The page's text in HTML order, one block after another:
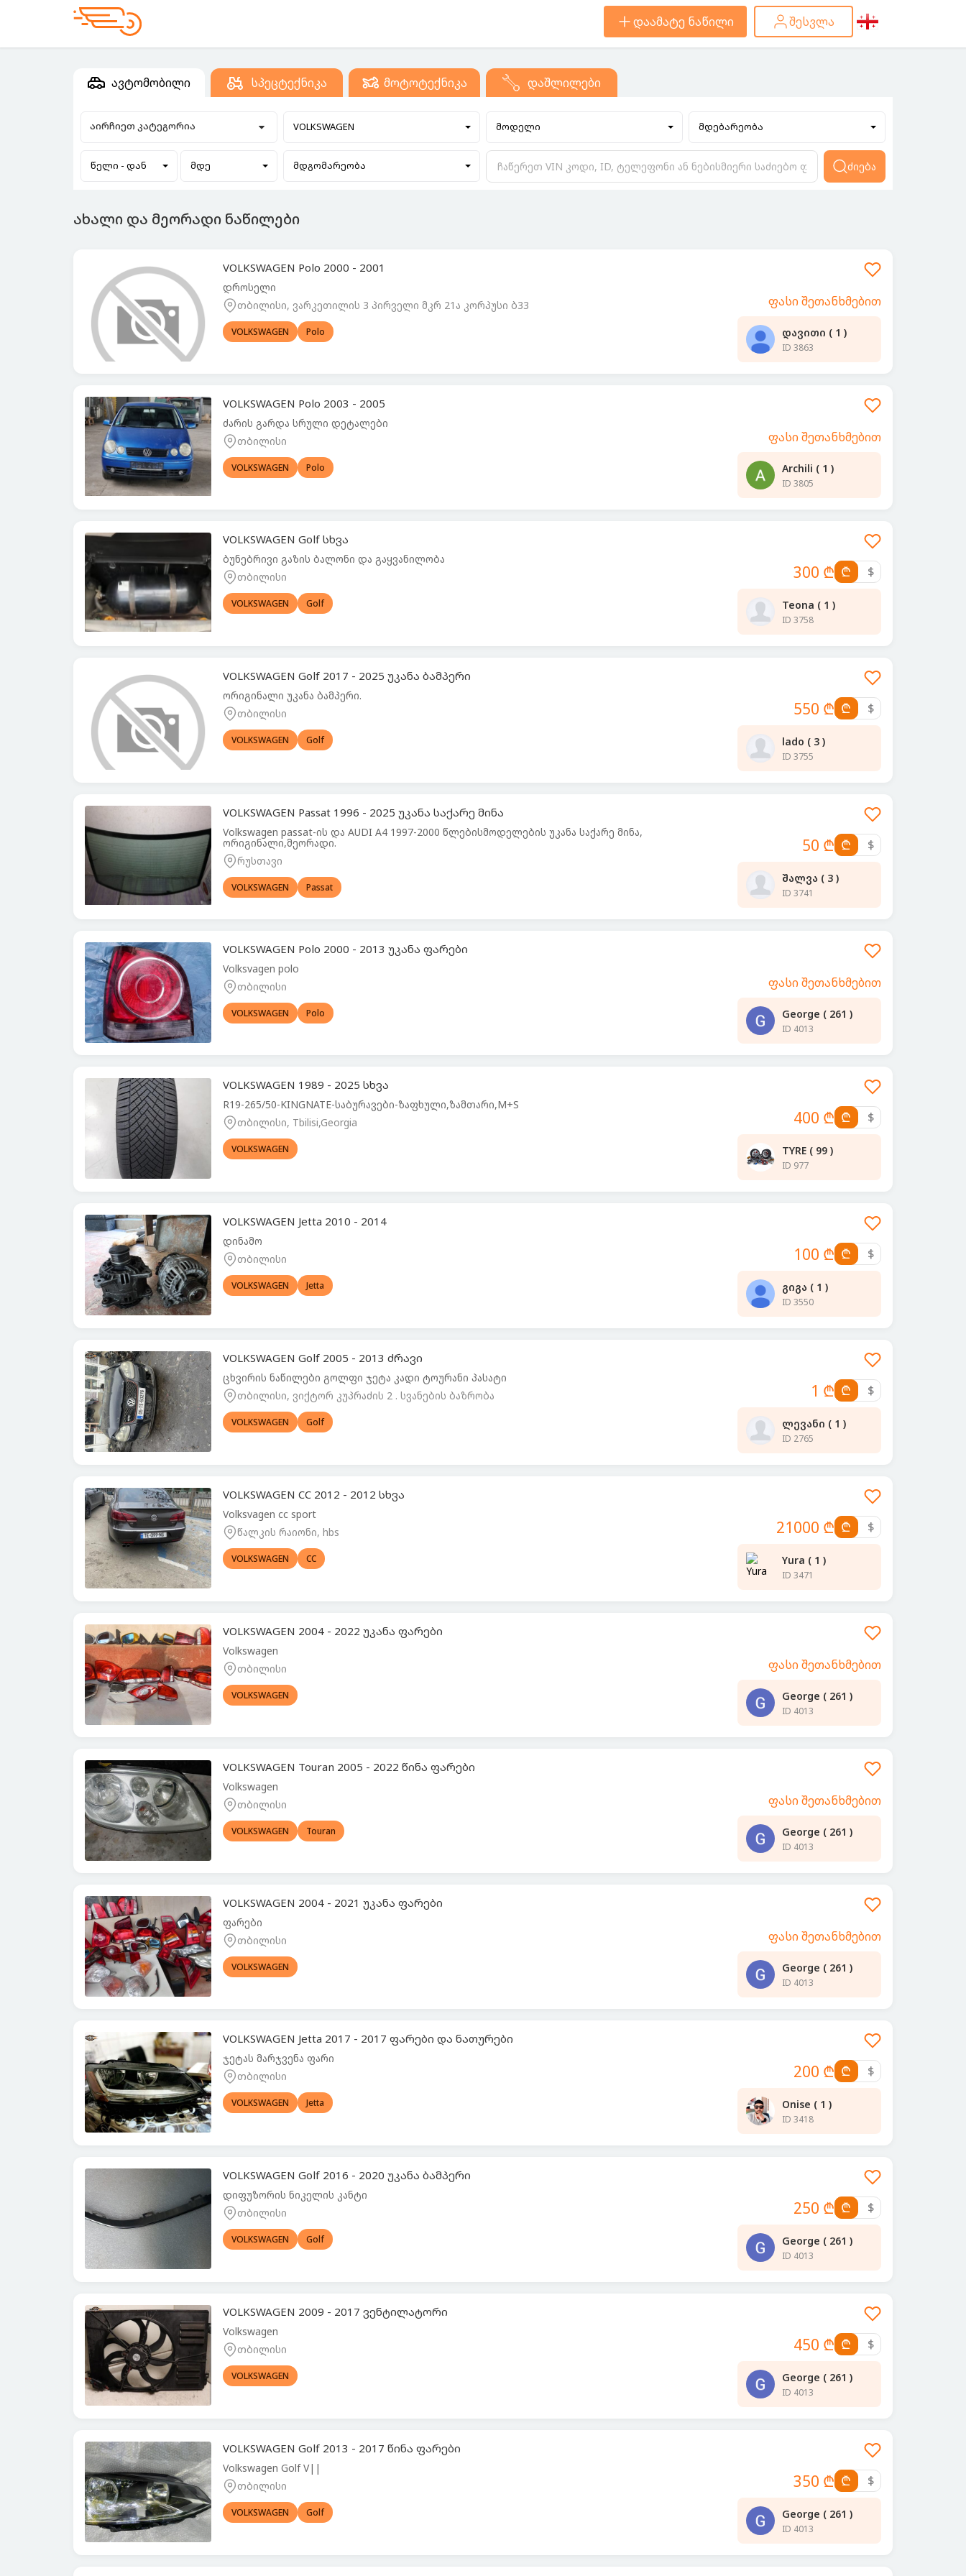
დაამატე ნაწილი შესვლა
ავტომობილი სპეცტექნიკა მოტოტექნიკა დაშლილები
აირჩიეთ კატეგორია VOLKSWAGEN მოდელი მდებარეობა
წელი - დან მდე მდგომარეობა ძიება
ახალი და მეორადი ნაწილები
VOLKSWAGEN Polo 2000 - 2001
დროსელი
თბილისი, ვარკეთილის 3 პირველი მკრ 21ა კორპუსი ბ33
VOLKSWAGEN Polo
ფასი შეთანხმებით
დავითი ( 1 )
ID 3863
VOLKSWAGEN Polo 2003 - 2005
ძარის გარდა სრული დეტალები
თბილისი
VOLKSWAGEN Polo
ფასი შეთანხმებით
Archili ( 1 )
ID 3805
VOLKSWAGEN Golf სხვა
ბუნებრივი გაზის ბალონი და გაყვანილობა
თბილისი
VOLKSWAGEN Golf
300 ₾ ₾ $
Teona ( 1 )
ID 3758
VOLKSWAGEN Golf 2017 - 2025 უკანა ბამპერი
ორიგინალი უკანა ბამპერი.
თბილისი
VOLKSWAGEN Golf
550 ₾ ₾ $
lado ( 3 )
ID 3755
VOLKSWAGEN Passat 1996 - 2025 უკანა საქარე მინა
Volkswagen passat-ის და AUDI A4 1997-2000 წლებისმოდელების უკანა საქარე მინა,
ორიგინალი,მეორადი.
რუსთავი
VOLKSWAGEN Passat
50 ₾ ₾ $
შალვა ( 3 )
ID 3741
VOLKSWAGEN Polo 2000 - 2013 უკანა ფარები
Volksvagen polo
თბილისი
VOLKSWAGEN Polo
ფასი შეთანხმებით
George ( 261 )
ID 4013
VOLKSWAGEN 1989 - 2025 სხვა
R19-265/50-KINGNATE-საბურავები-ზაფხული,ზამთარი,M+S
თბილისი, Tbilisi,Georgia
VOLKSWAGEN
400 ₾ ₾ $
TYRE ( 99 )
ID 977
VOLKSWAGEN Jetta 2010 - 2014
დინამო
თბილისი
VOLKSWAGEN Jetta
100 ₾ ₾ $
გიგა ( 1 )
ID 3550
VOLKSWAGEN Golf 2005 - 2013 ძრავი
ცხვირის ნაწილები გოლფი ჯეტა კადი ტოურანი პასატი
თბილისი, ვიქტორ კუპრაძის 2 . სვანების ბაზრობა
VOLKSWAGEN Golf
1 ₾ ₾ $
ლევანი ( 1 )
ID 2765
VOLKSWAGEN CC 2012 - 2012 სხვა
Volksvagen cc sport
წალკის რაიონი, hbs
VOLKSWAGEN CC
21000 ₾ ₾ $
Yura ( 1 )
ID 3471
VOLKSWAGEN 2004 - 2022 უკანა ფარები
Volkswagen
თბილისი
VOLKSWAGEN
ფასი შეთანხმებით
George ( 261 )
ID 4013
VOLKSWAGEN Touran 2005 - 2022 წინა ფარები
Volkswagen
თბილისი
VOLKSWAGEN Touran
ფასი შეთანხმებით
George ( 261 )
ID 4013
VOLKSWAGEN 2004 - 2021 უკანა ფარები
ფარები
თბილისი
VOLKSWAGEN
ფასი შეთანხმებით
George ( 261 )
ID 4013
VOLKSWAGEN Jetta 2017 - 2017 ფარები და ნათურები
ჯეტას მარჯვენა ფარი
თბილისი
VOLKSWAGEN Jetta
200 ₾ ₾ $
Onise ( 1 )
ID 3418
VOLKSWAGEN Golf 2016 - 2020 უკანა ბამპერი
დიფუზორის ნიკელის კანტი
თბილისი
VOLKSWAGEN Golf
250 ₾ ₾ $
George ( 261 )
ID 4013
VOLKSWAGEN 2009 - 2017 ვენტილატორი
Volkswagen
თბილისი
VOLKSWAGEN
450 ₾ ₾ $
George ( 261 )
ID 4013
VOLKSWAGEN Golf 2013 - 2017 წინა ფარები
Volkswagen Golf V||
თბილისი
VOLKSWAGEN Golf
350 ₾ ₾ $
George ( 261 )
ID 4013